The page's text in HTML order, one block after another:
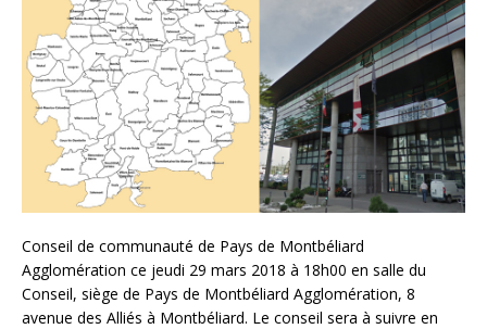
Conseil de communauté de Pays de Montbéliard
Agglomération ce jeudi 29 mars 2018 à 18h00 en salle du
Conseil, siège de Pays de Montbéliard Agglomération, 8
avenue des Alliés à Montbéliard. Le conseil sera à suivre en